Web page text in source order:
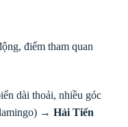
điểm tham quan
dài thoải, nhiều góc
→ Hải Tiến